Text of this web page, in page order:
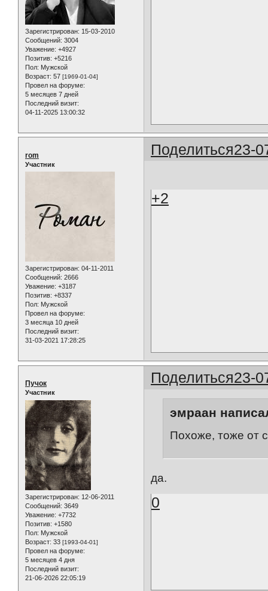
Зарегистрирован: 15-03-2010
Сообщений: 3004
Уважение: +4927
Позитив: +5216
Пол: Мужской
Возраст: 57 [1969-01-04]
Провел на форуме:
5 месяцев 7 дней
Последний визит:
04-11-2025 13:00:32
Поделиться23-
rom
Участник
Зарегистрирован: 04-11-2011
Сообщений: 2666
Уважение: +3187
Позитив: +8337
Пол: Мужской
Провел на форуме:
3 месяца 10 дней
Последний визит:
31-03-2021 17:28:25
+2
Поделиться23-
Пучок
Участник
Зарегистрирован: 12-06-2011
Сообщений: 3649
Уважение: +7732
Позитив: +1580
Пол: Мужской
Возраст: 33 [1993-04-01]
Провел на форуме:
5 месяцев 4 дня
Последний визит:
21-06-2026 22:05:19
эмраан
Похоже, тоже от
да.
0